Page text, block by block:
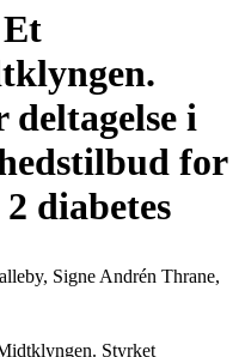
i
for
diabetes
Signe Andrén Thrane,
Styrket